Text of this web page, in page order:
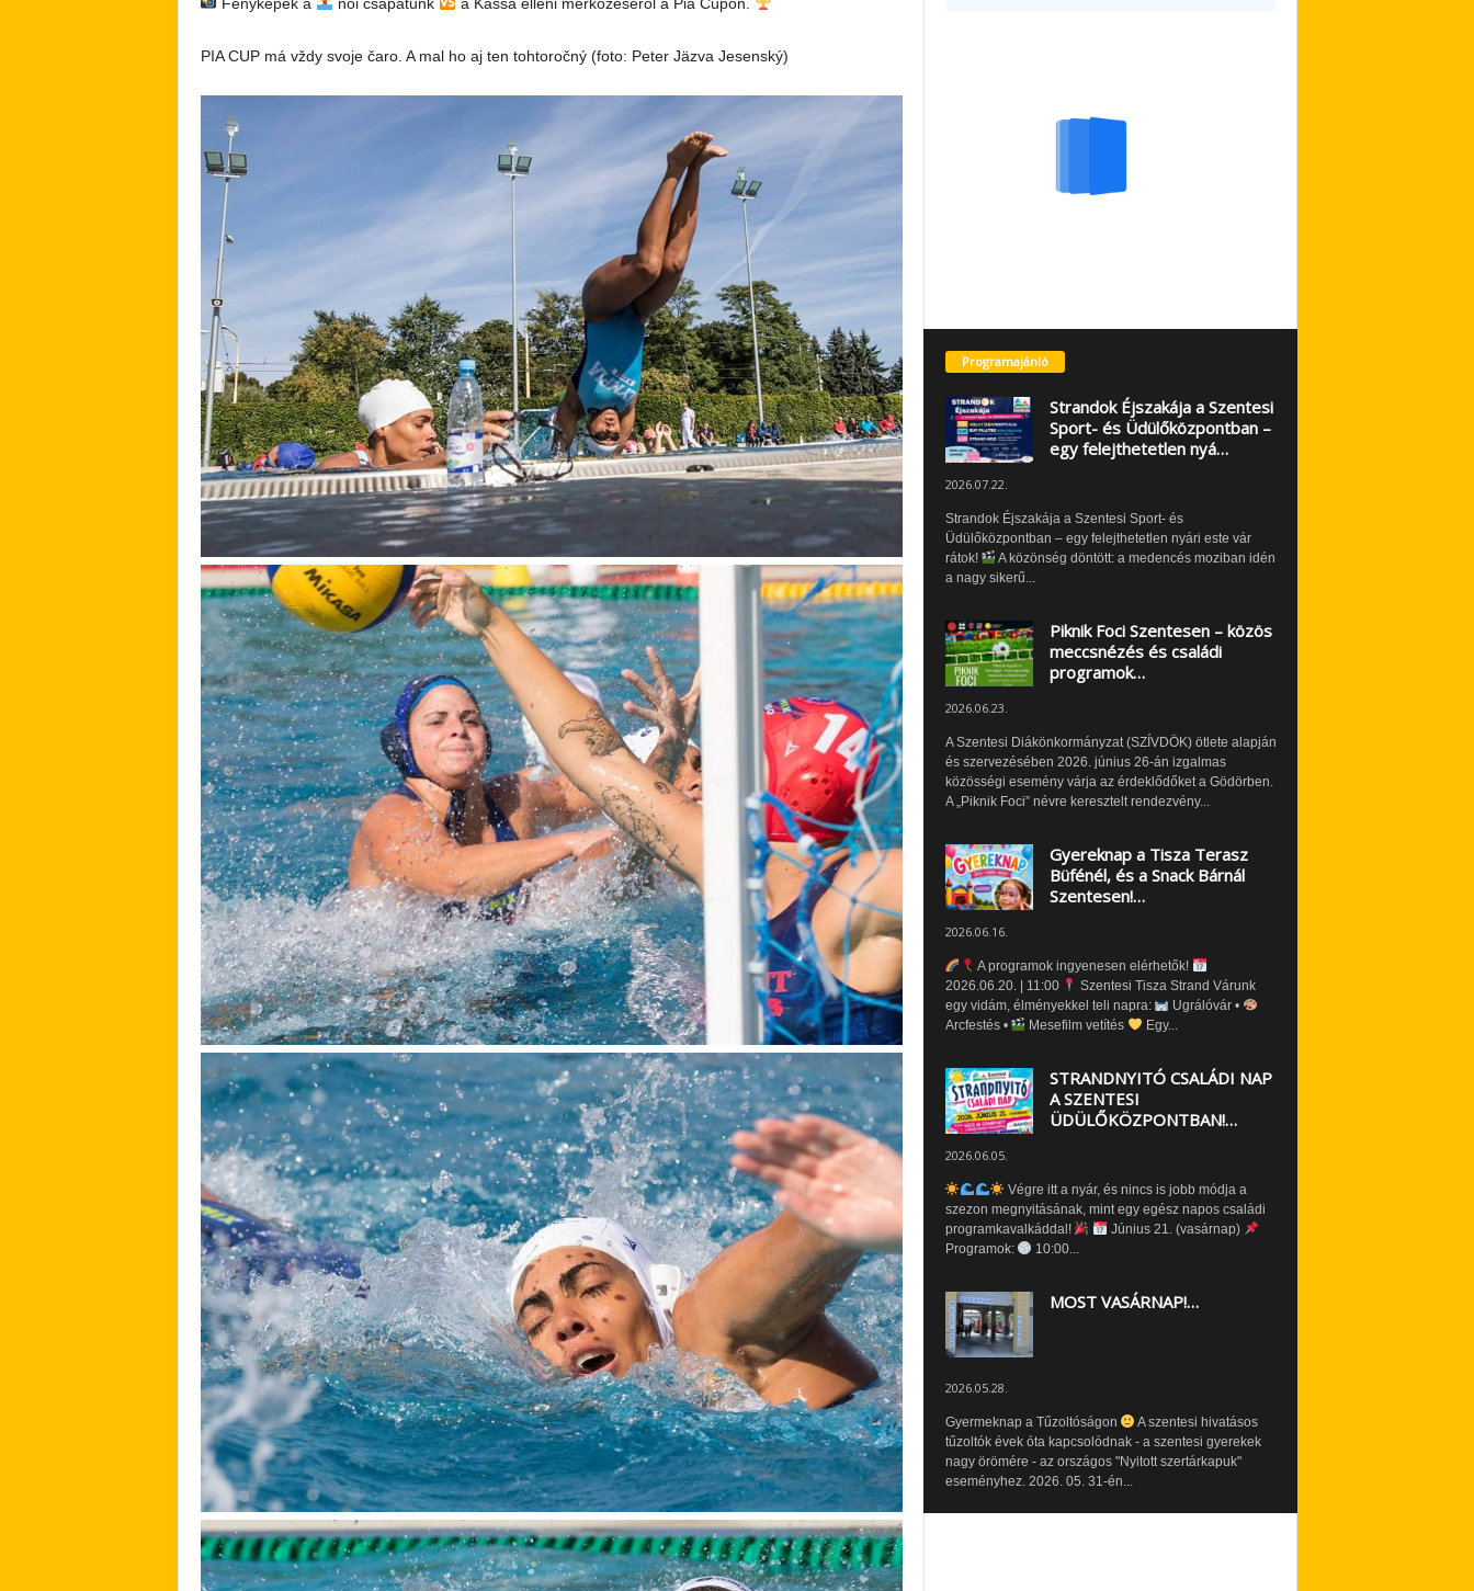
PIA CUP má vždy svoje čaro. A mal ho aj ten tohtoročný (foto: Peter Jäzva Jesenský)
Programajánló
Strandok Éjszakája a Szentesi
Sport- és Üdülőközpontban –
egy felejthetetlen nyá…
2026.07.22.
Strandok Éjszakája a Szentesi Sport- és
Üdülőközpontban – egy felejthetetlen nyári este vár
rátok!
A közönség döntött: a medencés moziban idén
a nagy sikerű...
Piknik Foci Szentesen – közös
meccsnézés és családi
programok…
2026.06.23.
A Szentesi Diákönkormányzat (SZÍVDÖK) ötlete alapján
és szervezésében 2026. június 26-án izgalmas
közösségi esemény várja az érdeklődőket a Gödörben.
A „Piknik Foci” névre keresztelt rendezvény...
Gyereknap a Tisza Terasz
Büfénél, és a Snack Bárnál
Szentesen!…
2026.06.16.
A programok ingyenesen elérhetők!
2026.06.20. | 11:00
Szentesi Tisza Strand Várunk
egy vidám, élményekkel teli napra:
Ugrálóvár •
Arcfestés •
Mesefilm vetítés Egy...
STRANDNYITÓ CSALÁDI NAP
A SZENTESI
ÜDÜLŐKÖZPONTBAN!…
2026.06.05.
Végre itt a nyár, és nincs is jobb módja a
szezon megnyitásának, mint egy egész napos családi
programkavalkáddal!
Június 21. (vasárnap)
Programok:
10:00...
MOST VASÁRNAP!…
2026.05.28.
Gyermeknap a Tűzoltóságon
A szentesi hivatásos
tűzoltók évek óta kapcsolódnak - a szentesi gyerekek
nagy örömére - az országos "Nyitott szertárkapuk"
eseményhez. 2026. 05. 31-én...